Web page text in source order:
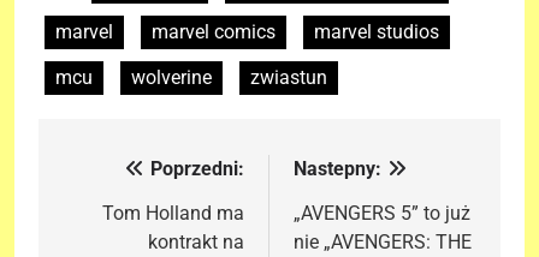
marvel
marvel comics
marvel studios
mcu
wolverine zwiastun
Nawigacja
wpisu
Poprzedni:
Tom Holland ma
kontrakt na
Nastepny:
„AVENGERS 5” to już
nie „AVENGERS: THE